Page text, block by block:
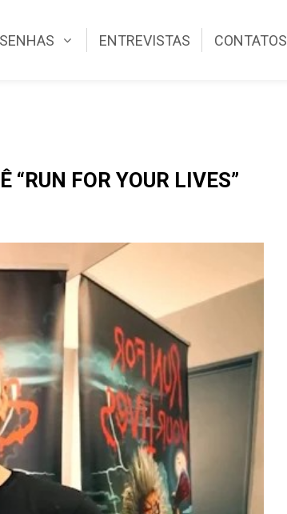
ENTREVISTAS CONTATOS
FOR YOUR LIVES”